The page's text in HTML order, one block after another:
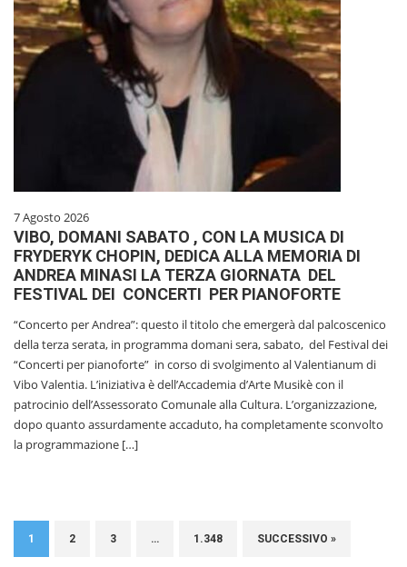
7 Agosto 2026
VIBO, DOMANI SABATO , CON LA MUSICA DI
FRYDERYK CHOPIN, DEDICA ALLA MEMORIA DI
ANDREA MINASI LA TERZA GIORNATA DEL
FESTIVAL DEI CONCERTI PER PIANOFORTE
“Concerto per Andrea”: questo il titolo che emergerà dal palcoscenico
della terza serata, in programma domani sera, sabato, del Festival dei
“Concerti per pianoforte” in corso di svolgimento al Valentianum di
Vibo Valentia. L’iniziativa è dell’Accademia d’Arte Musikè con il
patrocinio dell’Assessorato Comunale alla Cultura. L’organizzazione,
dopo quanto assurdamente accaduto, ha completamente sconvolto
la programmazione […]
1 2 3 … 1.348 SUCCESSIVO »